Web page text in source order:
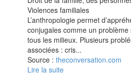
Violences familiales
L’anthropologie permet
conjugales comme un
tous les milieux. Plusieurs
associées : cris...
Source : theconversation.com
Lire la suite